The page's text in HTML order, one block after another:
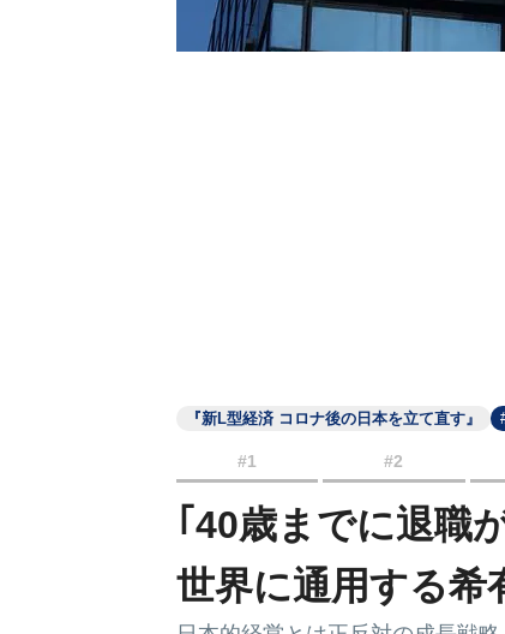
『新L型経済 コロナ後の日本を立て直す』
#1 #2
｢40歳までに退職
世界に通用する希